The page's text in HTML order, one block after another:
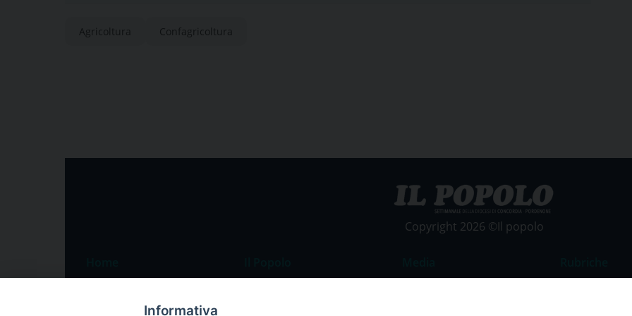
Agricoltura Confagricoltura
Copyright 2026 ©Il popolo
Informativa